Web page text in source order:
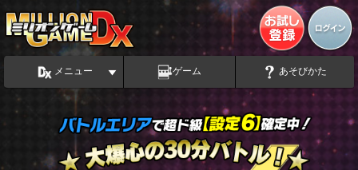
メニュー ゲーム あそびかた